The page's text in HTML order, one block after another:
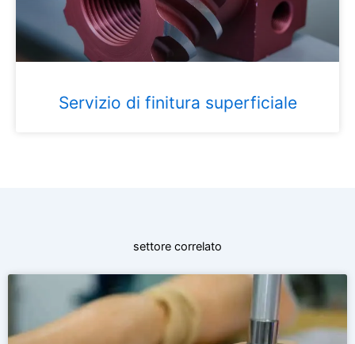
Servizio di finitura superficiale
settore correlato